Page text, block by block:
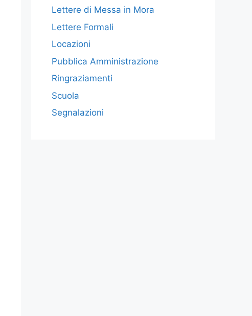
Lettere di Messa in Mora
Lettere Formali
Locazioni
Pubblica Amministrazione
Ringraziamenti
Scuola
Segnalazioni